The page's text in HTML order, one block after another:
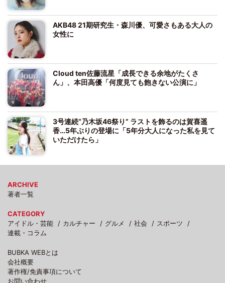
AKB48 21期研究生・森川優、可愛さもある大人の
女性に
Cloud ten佐藤流星「成長できる余地がたくさ
ん」、本田高優「何度見ても飽きない公演に」
3号連続“乃木坂46祭り” ラストを飾るのは賀喜遥
香…5年ぶりの登場に「5年分大人になった私を見て
いただけたら」
ARCHIVE
著者一覧
CATEGORY
アイドル・芸能
カルチャー グルメ 社会
スポーツ
連載・コラム
BUBKA WEBとは
会社概要
著作権/免責事項について
お問い合わせ